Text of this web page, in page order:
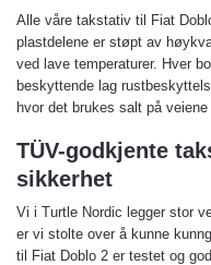
Alle våre takstativ til Fiat
plastdelene er støpt av
ved lave temperaturer. Hver
beskyttende lag
hvor det brukes salt på veiene
TÜV-godkjente
sikkerhet
Vi i Turtle Nordic legger stor
er vi stolte over å kunne
til Fiat Doblo 2 er testet og